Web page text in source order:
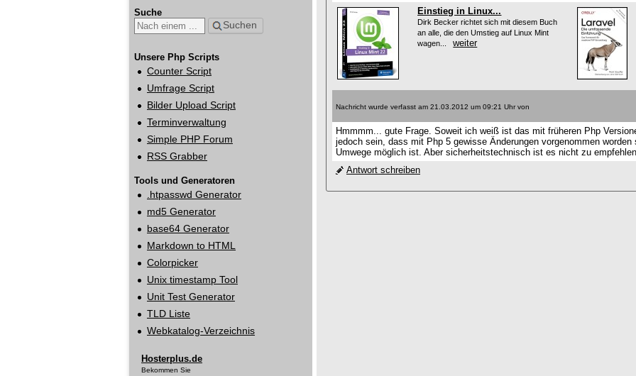
Suche
Suchen
Unsere Php Scripts
Counter Script
Umfrage Script
Bilder Upload Script
Terminverwaltung
Simple PHP Forum
RSS Grabber
Tools und Generatoren
.htpasswd Generator
md5 Generator
base64 Generator
Markdown to HTML
Colorpicker
Unix timestamp Tool
Unit Test Generator
TLD Liste
Webkatalog‑Verzeichnis
Hosterplus.de
Bekommen Sie
Einstieg in Linux...
Dirk Becker richtet sich mit diesem Buch
an alle, die den Umstieg auf Linux Mint
wagen...
weiter
Nachricht wurde verfasst am 21.03.2012 um 09:21 Uhr von
Hmmmm... gute Frage. Soweit ich weiß ist das mit früheren Php
jedoch sein, dass mit Php 5 gewisse Änderungen vorgenommen
Umwege möglich ist. Aber sicherheitstechnisch ist es nicht zu
Antwort schreiben